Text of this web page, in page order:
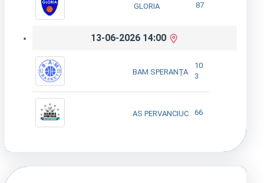
GLORIA 87
13-06-2026 14:00
BAM SPERANȚA
10
3
AS PERVANCIUC 66